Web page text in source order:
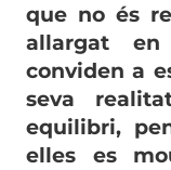
que no és
allargat
conviden a
seva
equilibri,
elles es